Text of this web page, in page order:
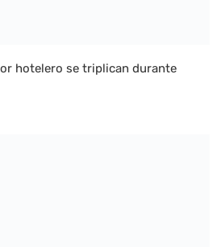
hotelero se triplican durante